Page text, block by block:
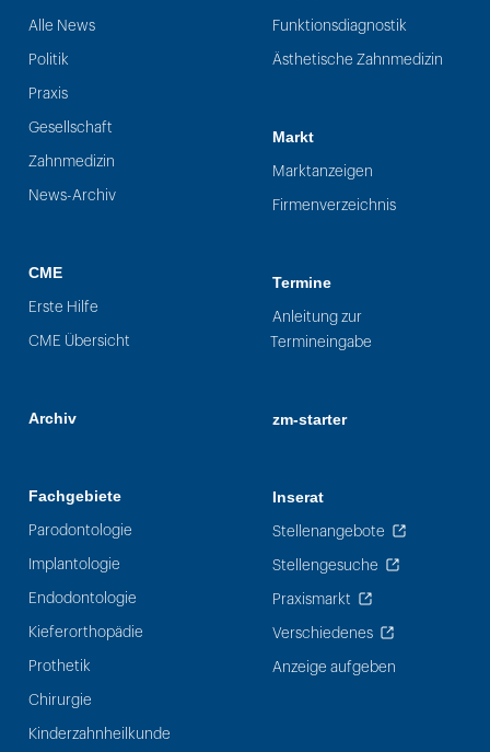
Alle News
Politik
Praxis
Gesellschaft
Zahnmedizin
News-Archiv
CME
Erste Hilfe
CME Übersicht
Archiv
Fachgebiete
Parodontologie
Implantologie
Endodontologie
Kieferorthopädie
Prothetik
Chirurgie
Kinderzahnheilkunde
Funktionsdiagnostik
Ästhetische Zahnmedizin
Markt
Marktanzeigen
Firmenverzeichnis
Termine
Anleitung zur
Termineingabe
zm-starter
Inserat
Stellenangebote
Stellengesuche
Praxismarkt
Verschiedenes
Anzeige aufgeben